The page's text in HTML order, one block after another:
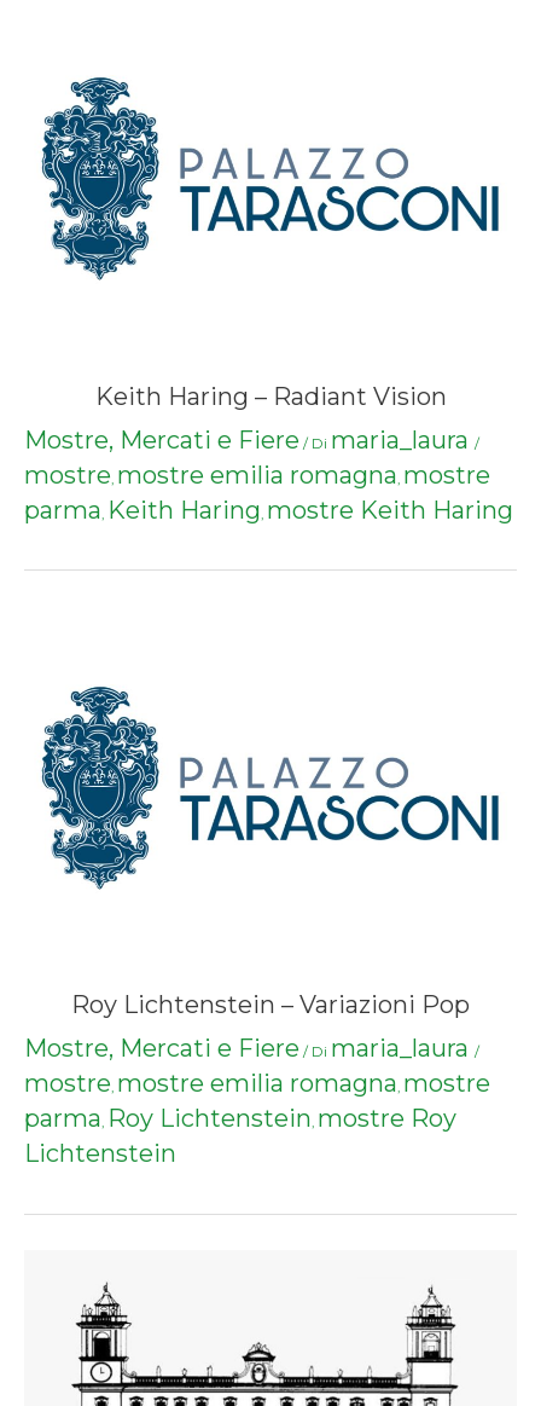
Keith Haring – Radiant Vision
Mostre, Mercati e Fiere / Di maria_laura /
mostre mostre emilia romagna mostre
parma Keith Haring mostre Keith Haring
Roy Lichtenstein – Variazioni Pop
Mostre, Mercati e Fiere / Di maria_laura /
mostre, mostre emilia romagna, mostre
parma, Roy Lichtenstein, mostre Roy
Lichtenstein